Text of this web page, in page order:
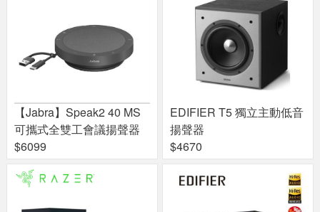
【Jabra】Speak2 40 MS
可攜式全雙工會議揚聲器
$6099
EDIFIER T5 獨立主動低音
揚聲器
$4670